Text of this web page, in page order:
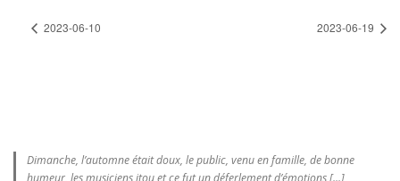
2023-06-10 2023-06-19
Dimanche, l’automne était doux, le public, venu en famille, de bonne
humeur, les musiciens itou et ce fut un déferlement d’émotions [...]